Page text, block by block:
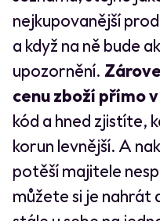
nejkupovanější
a když na ně bude
upozornění.
cenu zboží přímo
kód a hned zjistíte,
korun levnější. A
potěší majitele
můžete si je nahrát